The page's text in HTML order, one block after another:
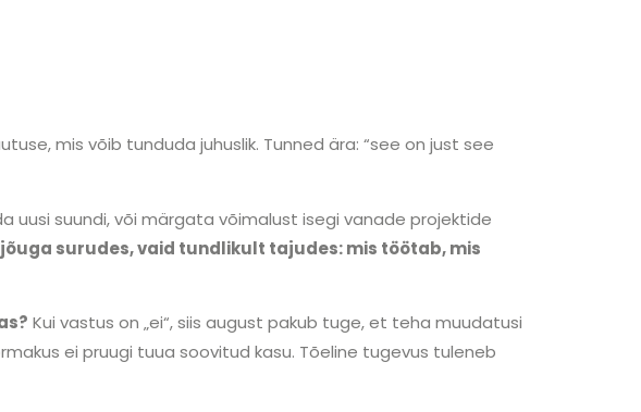
mis võib tunduda juhuslik. Tunned ära: “see on just see
suundi, või märgata võimalust isegi vanade projektide
jõuga surudes, vaid tundlikult tajudes: mis töötab, mis
Kui vastus on „ei“, siis august pakub tuge, et teha muudatusi
ei pruugi tuua soovitud kasu. Tõeline tugevus tuleneb